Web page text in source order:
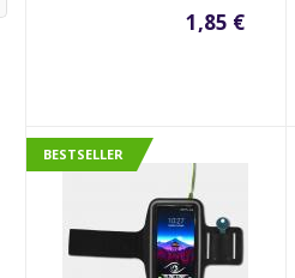
1,85 €
BESTSELLER